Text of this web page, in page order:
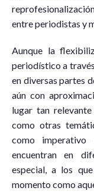
entre periodistas y
Aunque la
periodístico a
en diversas partes
aún con
lugar tan
como otras
como
encuentran en
especial, a los
momento como